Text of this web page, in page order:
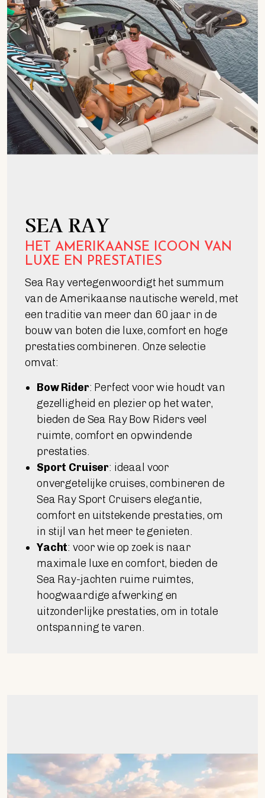
SEA RAY
HET AMERIKAANSE ICOON VAN
LUXE EN PRESTATIES
Sea Ray vertegenwoordigt het summum
van de Amerikaanse nautische wereld, met
een traditie van meer dan 60 jaar in de
bouw van boten die luxe, comfort en hoge
prestaties combineren. Onze selectie
omvat:
Bow Rider: Perfect voor wie houdt van
gezelligheid en plezier op het water,
bieden de Sea Ray Bow Riders veel
ruimte, comfort en opwindende
prestaties.
Sport Cruiser: ideaal voor
onvergetelijke cruises, combineren de
Sea Ray Sport Cruisers elegantie,
comfort en uitstekende prestaties, om
in stijl van het meer te genieten.
Yacht: voor wie op zoek is naar
maximale luxe en comfort, bieden de
Sea Ray-jachten ruime ruimtes,
hoogwaardige afwerking en
uitzonderlijke prestaties, om in totale
ontspanning te varen.